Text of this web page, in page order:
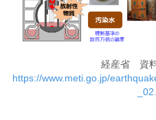
経産省 資
https://www.meti.go.jp/